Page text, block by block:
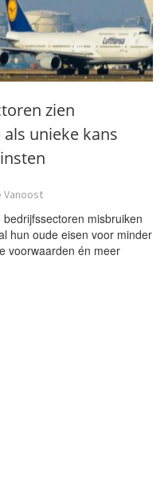
zien
unieke kans
Vanoost
misbruiken
hun oude eisen voor minder
voorwaarden én meer